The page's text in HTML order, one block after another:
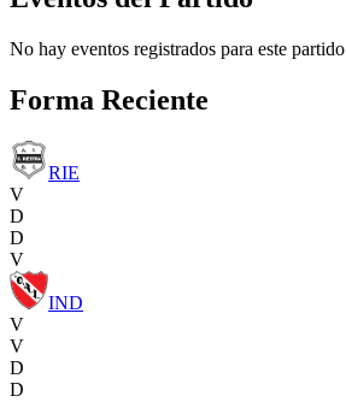
No hay eventos registrados para este partido
Forma Reciente
RIE
V
D
D
V
IND
V
V
D
D